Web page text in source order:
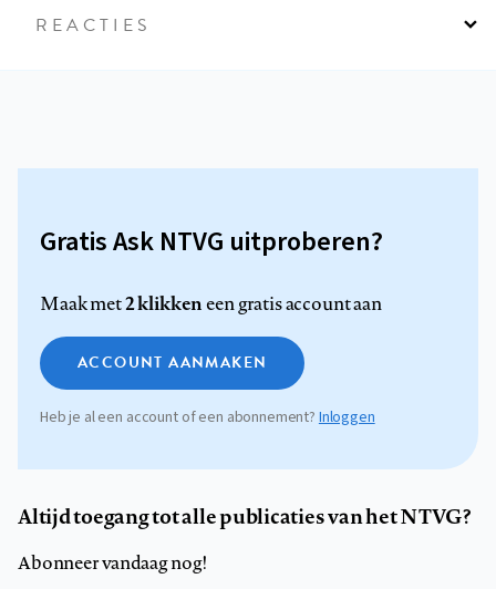
REACTIES
Gratis Ask NTVG uitproberen?
Maak met2 klikkeneen gratis account aan
ACCOUNT AANMAKEN
Heb je al een account of een abonnement?Inloggen
Altijd toegang tot alle publicaties van het NTVG?
Abonneer vandaag nog!